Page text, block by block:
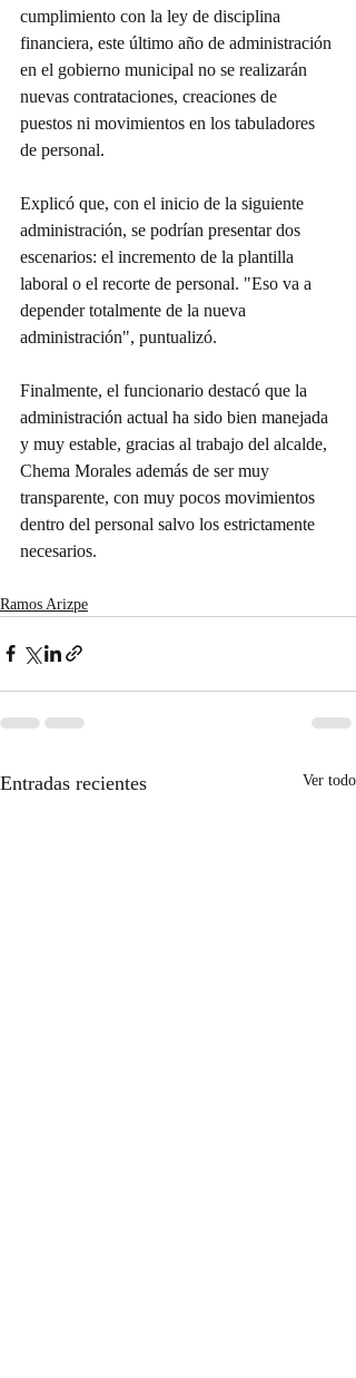
cumplimiento con la ley de disciplina
financiera, este último año de administración
en el gobierno municipal no se realizarán
nuevas contrataciones, creaciones de
puestos ni movimientos en los tabuladores
de personal.
Explicó que, con el inicio de la siguiente
administración, se podrían presentar dos
escenarios: el incremento de la plantilla
laboral o el recorte de personal. "Eso va a
depender totalmente de la nueva
administración", puntualizó.
Finalmente, el funcionario destacó que la
administración actual ha sido bien manejada
y muy estable, gracias al trabajo del alcalde,
Chema Morales además de ser muy
transparente, con muy pocos movimientos
dentro del personal salvo los estrictamente
necesarios.
Ramos Arizpe
Entradas recientes Ver todo